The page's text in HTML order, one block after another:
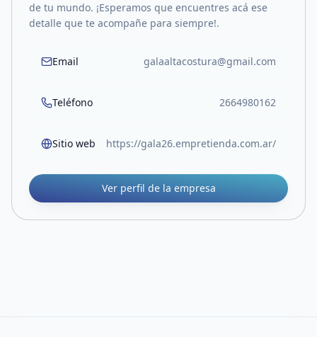
de tu mundo. ¡Esperamos que encuentres acá ese
detalle que te acompañe para siempre!.
Email galaaltacostura@gmail.com
Teléfono 2664980162
Sitio web https://gala26.empretienda.com.ar/
Ver perfil de la empresa